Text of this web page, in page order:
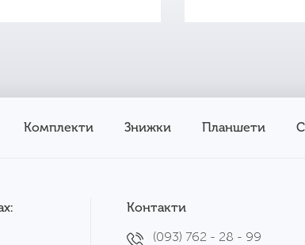
Комплекти Знижки Планшети
Контакти
(093) 762 - 28 - 99